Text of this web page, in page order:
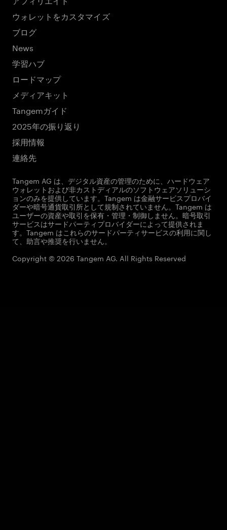
ウォレットをカスタマイズ
ブログ
News
学習ハブ
ロードマップ
メディアキット
Tangemガイド
2025年の振り返り
採用情報
連絡先
Tangem AG は、デジタル資産の管理のために、ハードウェア
ウォレットおよび非カストディアルのソフトウェアソリューシ
ョンのみを提供しています。Tangem は金融サービスプロバイ
ダーや暗号通貨取引所として規制されていません。Tangem は
ユーザーの資産や取引を保有・管理・制御しません。暗号取引
サービスはサードパーティプロバイダーによって提供されま
す。Tangem はこれらのサードパーティサービスの利用に関し
て、助言や推奨を行いません。